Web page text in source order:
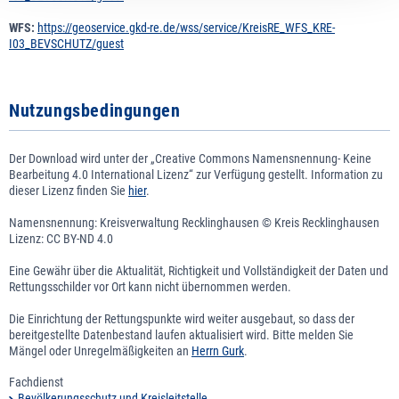
WFS: https://geoservice.gkd-re.de/wss/service/KreisRE_WFS_KRE-
I03_BEVSCHUTZ/guest
Nutzungsbedingungen
Der Download wird unter der „Creative Commons Namensnennung- Keine
Bearbeitung 4.0 International Lizenz“ zur Verfügung gestellt. Information zu
dieser Lizenz finden Sie hier.
Namensnennung: Kreisverwaltung Recklinghausen © Kreis Recklinghausen
Lizenz: CC BY-ND 4.0
Eine Gewähr über die Aktualität, Richtigkeit und Vollständigkeit der Daten und
Rettungsschilder vor Ort kann nicht übernommen werden.
Die Einrichtung der Rettungspunkte wird weiter ausgebaut, so dass der
bereitgestellte Datenbestand laufen aktualisiert wird. Bitte melden Sie
Mängel oder Unregelmäßigkeiten an Herrn Gurk.
Fachdienst